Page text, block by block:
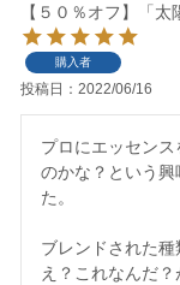
【５０％オフ】「
購入者
投稿日 2022/06/16
プロにエッセン
のかな？という
た。
ブレンドされた種
え？これなんだ？